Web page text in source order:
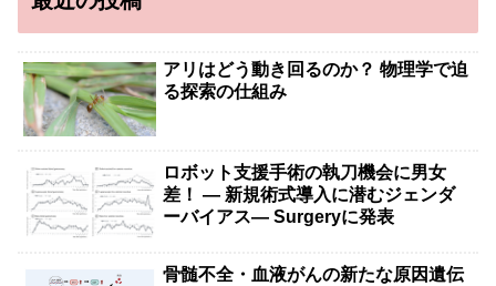
アリはどう動き回るのか？ 物理学で迫
る探索の仕組み
ロボット支援手術の執刀機会に男女
差！ — 新規術式導入に潜むジェンダ
ーバイアス— Surgeryに発表
骨髄不全・血液がんの新たな原因遺伝